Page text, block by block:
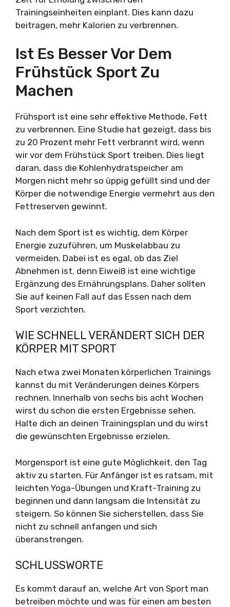
Trainingseinheiten einplant. Dies kann dazu
beitragen, mehr Kalorien zu verbrennen.
Ist Es Besser Vor Dem
Frühstück Sport Zu
Machen
Frühsport ist eine sehr effektive Methode, Fett
zu verbrennen. Eine Studie hat gezeigt, dass bis
zu 20 Prozent mehr Fett verbrannt wird, wenn
wir vor dem Frühstück Sport treiben. Dies liegt
daran, dass die Kohlenhydratspeicher am
Morgen nicht mehr so üppig gefüllt sind und der
Körper die notwendige Energie vermehrt aus den
Fettreserven gewinnt.
Nach dem Sport ist es wichtig, dem Körper
Energie zuzuführen, um Muskelabbau zu
vermeiden. Dabei ist es egal, ob das Ziel
Abnehmen ist, denn Eiweiß ist eine wichtige
Ergänzung des Ernährungsplans. Daher sollten
Sie auf keinen Fall auf das Essen nach dem
Sport verzichten.
WIE SCHNELL VERÄNDERT SICH DER
KÖRPER MIT SPORT
Nach etwa zwei Monaten körperlichen Trainings
kannst du mit Veränderungen deines Körpers
rechnen. Innerhalb von sechs bis acht Wochen
wirst du schon die ersten Ergebnisse sehen.
Halte dich an deinen Trainingsplan und du wirst
die gewünschten Ergebnisse erzielen.
Morgensport ist eine gute Möglichkeit, den Tag
aktiv zu starten. Für Anfänger ist es ratsam, mit
leichten Yoga-Übungen und Kraft-Training zu
beginnen und dann langsam die Intensität zu
steigern. So können Sie sicherstellen, dass Sie
nicht zu schnell anfangen und sich
überanstrengen.
SCHLUSSWORTE
Es kommt darauf an, welche Art von Sport man
betreiben möchte und was für einen am besten